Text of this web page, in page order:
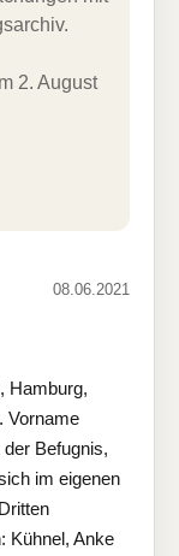
2. August
08.06.2021
Hamburg,
Vorname
Befugnis,
im eigenen
Kühnel, Anke